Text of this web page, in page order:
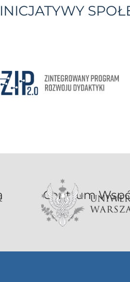
INICJATYWY
Inkubator UW jest sekcją